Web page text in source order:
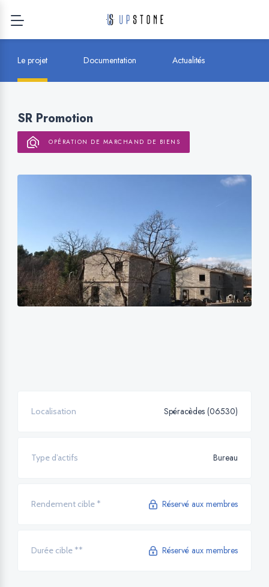
SR Promotion
OPÉRATION DE MARCHAND DE BIENS
Localisation Spéracèdes (06530)
Type d’actifs Bureau
Rendement cible * Réservé aux membres
Durée cible ** Réservé aux membres
Le projet Documentation Actualités